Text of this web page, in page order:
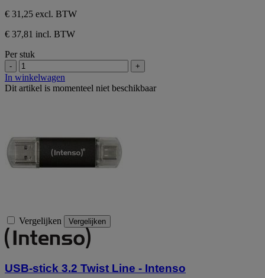
€ 31,25 excl. BTW
€ 37,81 incl. BTW
Per stuk
- +
In winkelwagen
Dit artikel is momenteel niet beschikbaar
Vergelijken Vergelijken
USB-stick 3.2 Twist Line - Intenso